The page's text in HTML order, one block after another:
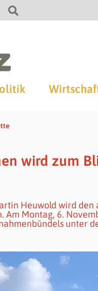
wird zum
Heuwold wird
Am Montag, 6.
unter